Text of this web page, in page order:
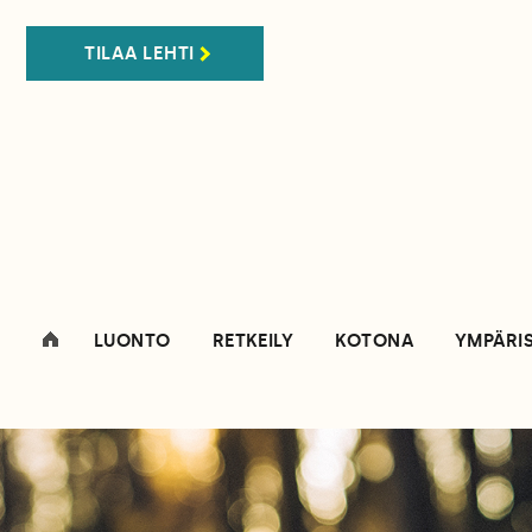
TILAA LEHTI
LUONTO RETKEILY KOTONA